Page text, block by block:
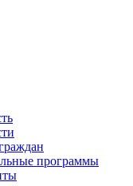
программы